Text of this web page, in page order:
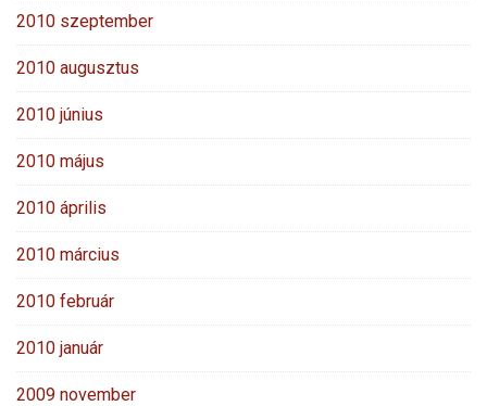
2010 szeptember
2010 augusztus
2010 június
2010 május
2010 április
2010 március
2010 február
2010 január
2009 november